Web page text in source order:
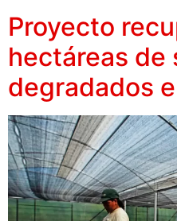
Proyecto
hectáreas de
degradados